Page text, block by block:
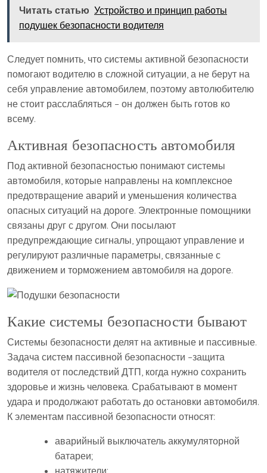
Читать статью Устройство и принцип работы
подушек безопасности водителя
Следует помнить, что системы активной безопасности
помогают водителю в сложной ситуации, а не берут на
себя управление автомобилем, поэтому автолюбителю
не стоит расслабляться – он должен быть готов ко
всему.
Активная безопасность автомобиля
Под активной безопасностью понимают системы
автомобиля, которые направлены на комплексное
предотвращение аварий и уменьшения количества
опасных ситуаций на дороге. Электронные помощники
связаны друг с другом. Они посылают
предупреждающие сигналы, упрощают управление и
регулируют различные параметры, связанные с
движением и торможением автомобиля на дороге.
Какие системы безопасности бывают
Системы безопасности делят на активные и пассивные.
Задача систем пассивной безопасности –защита
водителя от последствий ДТП, когда нужно сохранить
здоровье и жизнь человека. Срабатывают в момент
удара и продолжают работать до остановки автомобиля.
К элементам пассивной безопасности относят:
аварийный выключатель аккумуляторной
батареи;